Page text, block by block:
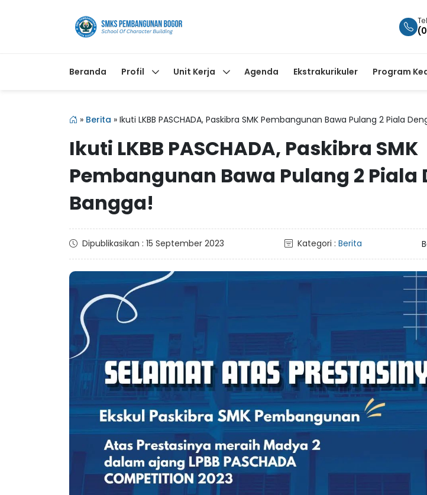
Beranda Profil Unit Kerja Agenda Ekstrakurikuler Program
» Berita » Ikuti LKBB PASCHADA, Paskibra SMK Pembangunan Bawa Pulang 2 Piala
Ikuti LKBB PASCHADA, Paskibra SMK
Pembangunan Bawa Pulang 2 Piala
Bangga!
Dipublikasikan : 15 September 2023 Kategori : Berita